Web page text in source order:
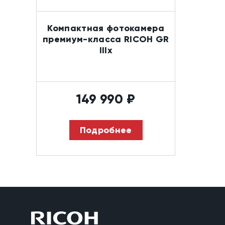
Компактная фотокамера
премиум-класса RICOH GR
IIIx
149 990 ₽
Подробнее